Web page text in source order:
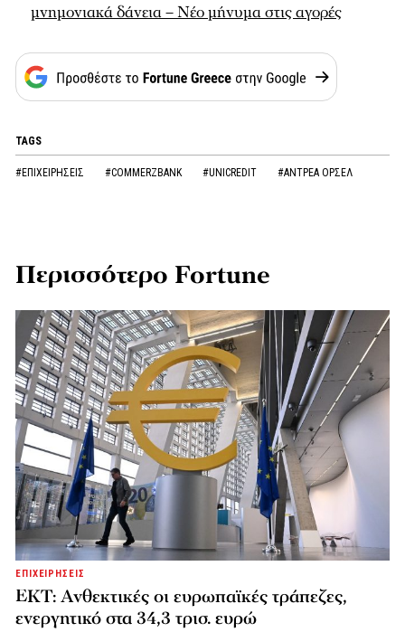
μνημονιακά δάνεια – Νέο μήνυμα στις αγορές
TAGS
#ΕΠΙΧΕΙΡΗΣΕΙΣ #COMMERZBANK #UNICREDIT #ΑΝΤΡΕΑ ΟΡΣΕΛ
Περισσότερο Fortune
ΕΠΙΧΕΙΡΗΣΕΙΣ
ΕΚΤ: Ανθεκτικές οι ευρωπαϊκές τράπεζες,
ενεργητικό στα 34,3 τρισ. ευρώ